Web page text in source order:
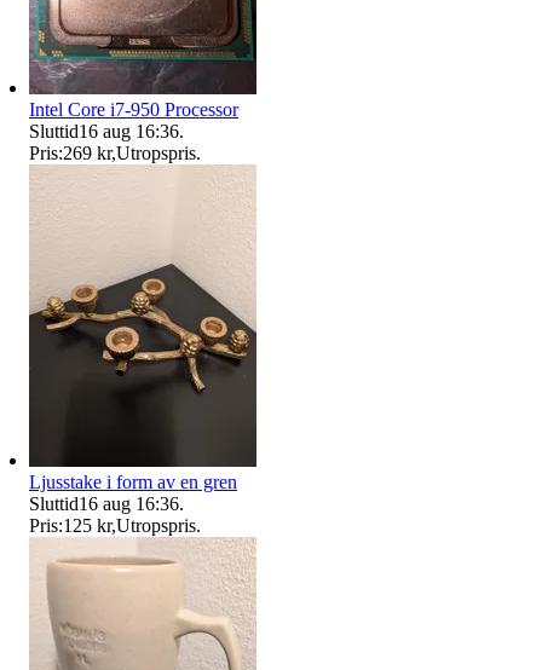
Intel Core i7-950 Processor
Sluttid16 aug 16:36.
Pris:269 kr,Utropspris.
Ljusstake i form av en gren
Sluttid16 aug 16:36.
Pris:125 kr,Utropspris.